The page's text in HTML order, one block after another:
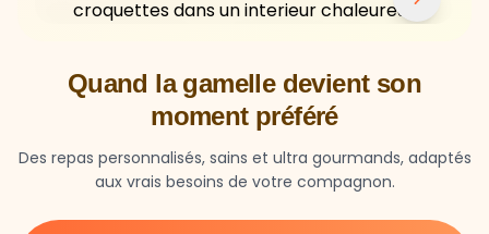
Quand la gamelle devient son
moment préféré
Des repas personnalisés, sains et ultra gourmands, adaptés
aux vrais besoins de votre compagnon.